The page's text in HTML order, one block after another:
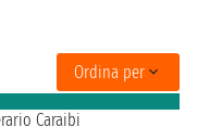
Ordina per